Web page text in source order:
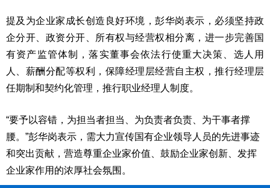
提及为企业家成长创造良好环境，彭华岗表示，必须坚持政
企分开、政资分开、所有权与经营权相分离，进一步完善国
有资产监管体制，落实董事会依法行使重大决策、选人用
人、薪酬分配等权利，保障经理层经营自主权，推行经理层
任期制和契约化管理，推行职业经理人制度。
“要予以容错，为担当者担当、为负责者负责、为干事者撑
腰。”彭华岗表示，需大力宣传国有企业领导人员的先进事迹
和突出贡献，营造尊重企业家价值、鼓励企业家创新、发挥
企业家作用的浓厚社会氛围。